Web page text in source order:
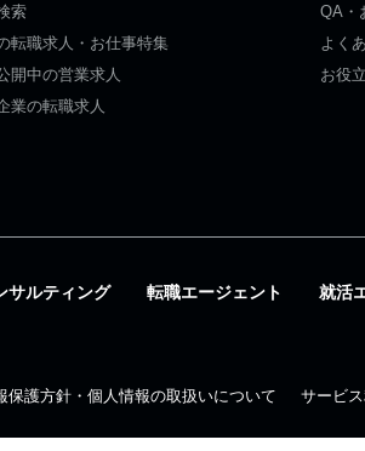
索
転職求人・お仕事特集
開中の営業求人
業の転職求人
QA・
よく
お役
サルティング 転職エージェント 就活
保護方針・個人情報の取扱いについて サービ